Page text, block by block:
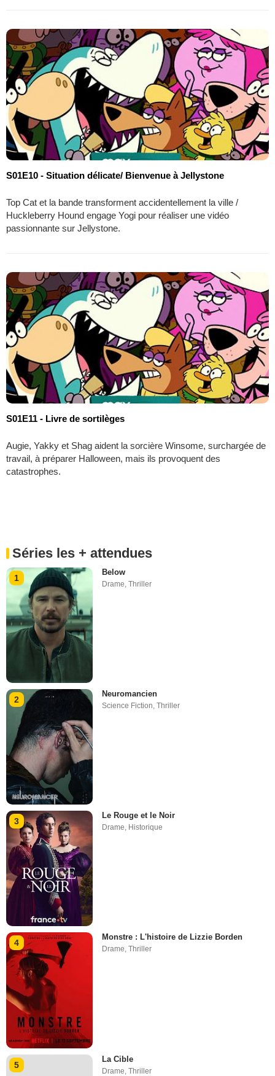
S01E10 - Situation délicate/ Bienvenue à Jellystone
Top Cat et la bande transforment accidentellement la ville /
Huckleberry Hound engage Yogi pour réaliser une vidéo
passionnante sur Jellystone.
S01E11 - Livre de sortilèges
Augie, Yakky et Shag aident la sorcière Winsome, surchargée de
travail, à préparer Halloween, mais ils provoquent des
catastrophes.
Séries les + attendues
1
Below
Drame ,Thriller
2
Neuromancien
Science Fiction,Thriller
3
Le Rouge et le Noir
Drame, Historique
4
Monstre : L'histoire de Lizzie Borden
Drame,Thriller
5
La Cible
Drame ,Thriller